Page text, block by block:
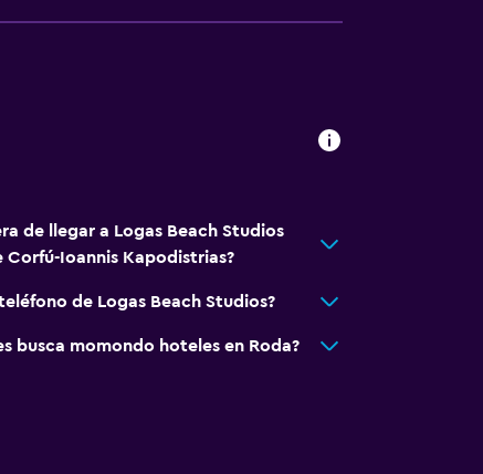
de llegar a Logas Beach Studios
Ioannis Kapodistrias?
de Logas Beach Studios?
busca momondo hoteles en Roda?